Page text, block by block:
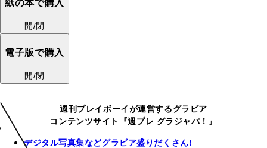
紙の本で購入
開/閉
電子版で購入
開/閉
週刊プレイボーイが運営するグラビア
コンテンツサイト『週プレ グラジャパ！』
デジタル写真集などグラビア盛りだくさん!